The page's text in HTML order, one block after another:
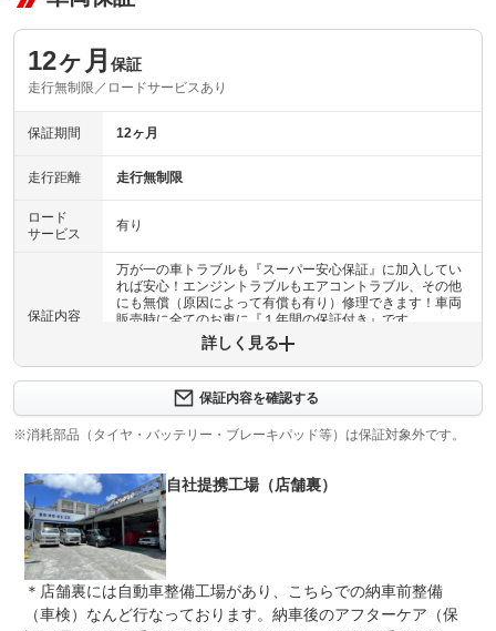
12ヶ月 保証
走行無制限／ロードサービスあり
保証期間 12ヶ月
走行距離 走行無制限
ロード
サービス
有り
保証内容
万が一の車トラブルも『スーパー安心保証』に加入してい
れば安心！エンジントラブルもエアコントラブル、その他
にも無償（原因によって有償も有り）修理できます！車両
販売時に全てのお車に『１年間の保証付き』です
保証項目
計350項目
保証項目（・エンジン関係・ステアリング機構・装備品・
エアコン機構・ハイブリット機構・動力伝達機構・前後ア
修理回数 無制限
上限金額
車両本体価格
・基本的には修理限度額は販売時の車両価格になります。
免責金 無し
詳しく見る
保証内容を確認する
※消耗部品（タイヤ・バッテリー・ブレーキパッド等）は保証対象外です。
自社提携工場（店舗裏）
＊店舗裏には自動車整備工場があり、こちらでの納車前整備
（車検）なんど行なっております。納車後のアフターケア（保